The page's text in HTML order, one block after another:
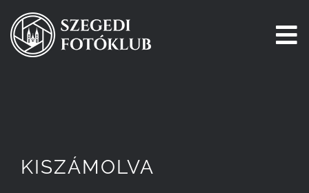
Kihagyás
Pályázatok
KISZÁMOLVA